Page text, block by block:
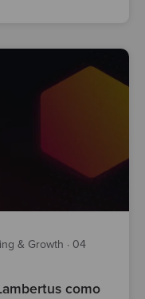
& Growth · 04
como